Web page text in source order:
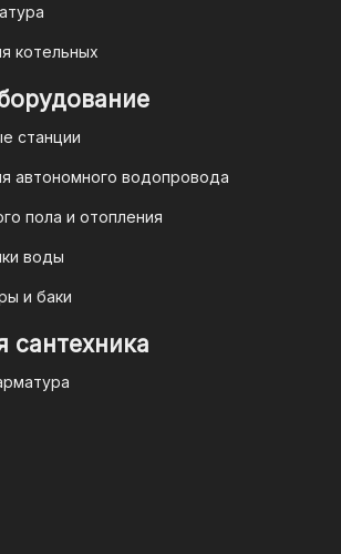
"TIM-com Россия" Вы можете
в том, что мы действуем
действующего
Российской
и Ваши права, как
техники (котлы, газовые
вызывать
из
первый запуск
(пуско-наладочные
котельных
станции
автономного водопровода
пола и отопления
воды
и баки
сантехника